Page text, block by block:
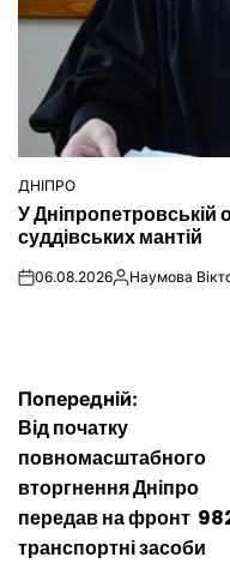
ОПУБЛІКУВАТИ
У
ДНІПРО
У Дніпропетровській
суддівських мантій
on06.08.2026Опубліковано
Наумова
Навігація
записів
Попередній:
Від початку
повномасштабного
вторгнення Дніпро
передав на фронт
транспортні засоби